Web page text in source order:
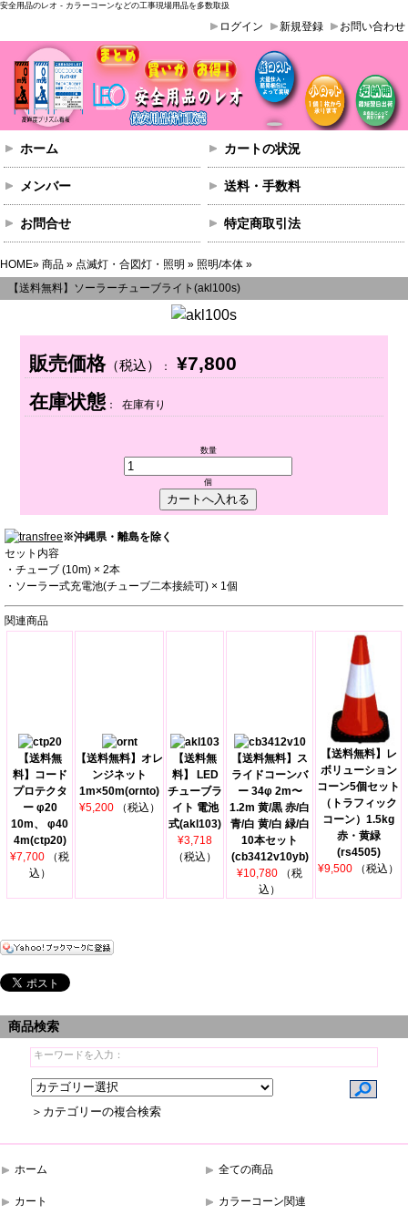
安全用品のレオ - カラーコーンなどの工事現場用品を多数取扱
お問い合わせ
新規登録
ログイン
ホーム カートの状況
メンバー 送料・手数料
お問合せ 特定商取引法
HOME» 商品 » 点滅灯・合図灯・照明 » 照明/本体 »
【送料無料】ソーラーチューブライト(akl100s)
販売価格（税込） ： ¥7,800
在庫状態 ： 在庫有り
数量
個
※沖縄県・離島を除く
セット内容
・チューブ (10m) × 2本
・ソーラー式充電池(チューブ二本接続可) × 1個
関連商品
【送料無
料】コード
プロテクタ
ー φ20
10m、 φ40
4m(ctp20)
¥7,700
（税
込）
【送料無料】オレ
ンジネット
1m×50m(ornto)
¥5,200
（税込）
【送料無
料】 LED
チューブラ
イト 電池
式(akl103)
¥3,718
（税込）
【送料無料】ス
ライドコーンバ
ー 34φ 2m〜
1.2m 黄/黒 赤/白
青/白 黄/白 緑/白
10本セット
(cb3412v10yb)
¥10,780
（税
込）
【送料無料】レ
ボリューション
コーン5個セット
（トラフィック
コーン）1.5kg
赤・黄緑
(rs4505)
¥9,500
（税込）
商品検索
＞カテゴリーの複合検索
ホーム
カート
全ての商品
カラーコーン関連